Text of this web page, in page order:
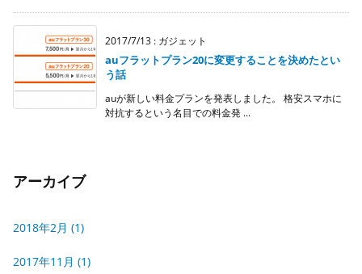
2017/7/13 : ガジェット
auフラットプラン20に変更することを決めたとい
う話
auが新しい料金プランを発表しました。 格安スマホに
対抗するという名目での料金発 ...
アーカイブ
2018年2月 (1)
2017年11月 (1)